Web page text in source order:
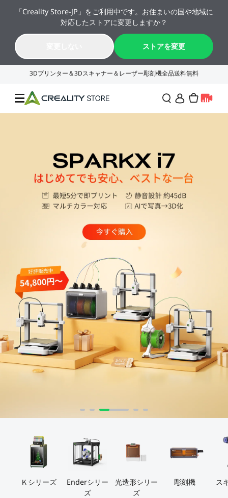
🔥 最大50%OFF！お盆休み限定セール →→
K2シリーズが年間最安値。今すぐチェック！→→
11 07 28 42
週末サプライズセール
法人様・大量購入のお客
学生割引 Loyalty Program
お買い得ギフトカード お買い得セット
3Dプリンター
SPARKX シリーズ NEW
NEW
SPARKX i7 Color
Combo
本格マルチカラーをかんたん
に
NEW
SPARKX i7 Autofill
Combo
自動フィラメント補充
すべて表示
K2 Plus
プロ仕様・最大16色の頂点
モデル
K2 Pro
高機能×省スペースの万能モ
デル
すべて表示
K1 Max K1C 2025
Enderシリーズ
光造形シリーズ NEW
HALOT-X1 UW-03
すべて表示
レーザー彫刻機
NEW
NEW
Falcon A1C 予約販売中
NEW
Falcon A1C AIカメラ 予
約販売中
すべて表示
Falcon2 40W Falcon2 22W
Falcon2 PROシリーズ
彫刻機アクセサリー
Creality Falcon 煙浄化
2W赤外線レーザーモジ
すべて表示
NEW
NEW
Sermoon P1 Sermoon X1
CRシリーズ
すべて表示
Ferretシリーズ
Ferret Pro Ferret SE
すべて表示
Pika
【近日発売】Creality
Pika
すべて表示
Creality Scan Bridge
3Dスキャナー用ワイヤ
Otter / Raptor用ハンド
スキャナーソフトウェア
フィラメント
一般PLA
Hyper PLA Hyper PLA RFID
すべて表示
スペシャル フィラメント
Hyper PLA-CF Hyper PPA-CF
すべて表示 高速 高精度
彫刻機素材
アクセサリー
一般用アクセサリー NEW
星型PTFEチューブ
密着サポートアクセサリ
すべて表示
フィラメント乾燥ボックス
SpacePi X4 SpacePi X4L
CFS CFS-C
ビルドプレート
ノズル
ホットエンド
JP(日本語)
Ｋシリーズ
Enderシリー
ズ
光造形シリー
ズ
彫刻機 ス
「Creality Store-JP」をご利用中です。お住まいの国や地域に
対応したストアに変更しますか？
ストアを変更